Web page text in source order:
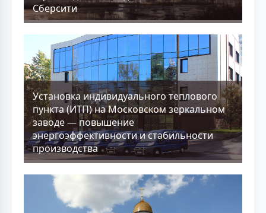
Сберсити
Установка индивидуального теплового
пункта (ИТП) на Московском зеркальном
заводе — повышение
энергоэффективности и стабильности
производства